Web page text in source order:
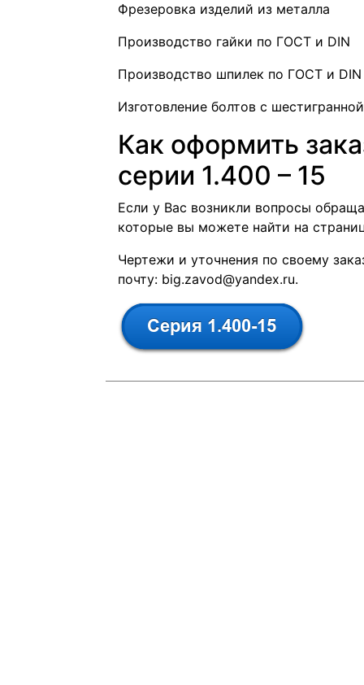
Фрезеровка изделий из металла
Производство гайки по ГОСТ и DIN
Производство шпилек по ГОСТ и DIN
Изготовление болтов с
Как оформить
серии 1.400 – 15
Если у Вас возникли вопросы
которые вы можете найти на
Чертежи и уточнения по своему
почту: big.zavod@yandex.ru.